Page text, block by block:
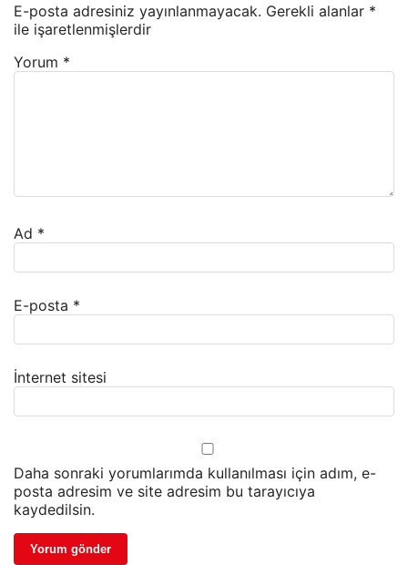
E-posta adresiniz yayınlanmayacak. Gerekli alanlar *
ile işaretlenmişlerdir
Yorum *
Ad *
E-posta *
İnternet sitesi
Daha sonraki yorumlarımda kullanılması için adım, e-
posta adresim ve site adresim bu tarayıcıya
kaydedilsin.